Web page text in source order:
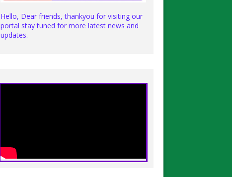
Hello, Dear friends, thankyou for visiting our
portal stay tuned for more latest news and
updates.